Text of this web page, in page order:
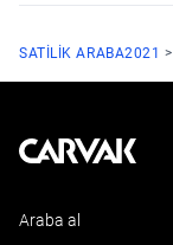
SATILIK ARABA2021
Kavak
Araba al